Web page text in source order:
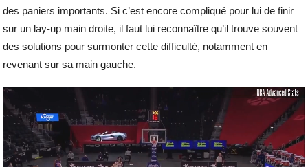
des paniers importants. Si c’est encore compliqué pour lui de finir
sur un lay-up main droite, il faut lui reconnaître qu’il trouve souvent
des solutions pour surmonter cette difficulté, notamment en
revenant sur sa main gauche.